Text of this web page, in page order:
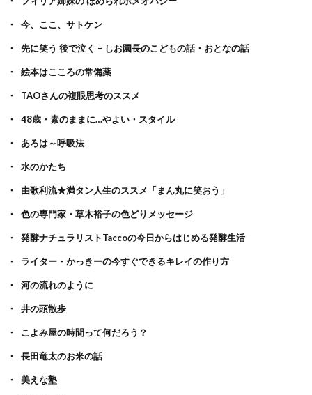
今、ここ、サトケン
先に笑う 後で泣く – しお園長のこどもの話・おとなの話
絵本はこころの常備薬
TAOさんの複眼思考のススメ
48歳・素のままに…やよい・スタイル
あろは～呼吸法
水のかたち
由歌利流★満タン人生のススメ「まん丸に笑おう」
色の専門家・草木裕子の色どりメッセージ
発酵ナチュラリストTaccoの今日からはじめる発酵生活
ライター・かっきーの今すぐできるキレイの作り方
河の流れのように
井の頭散歩
こよみ屋の時間って何だろう？
長田竜太のお米の話
美えな塾